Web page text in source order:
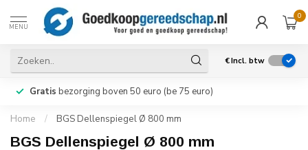
MENU
0
€Incl. btw
Gratis bezorging boven 50 euro (be 75 euro)
Home / BGS Dellenspiegel Ø 800 mm
BGS Dellenspiegel Ø 800 mm